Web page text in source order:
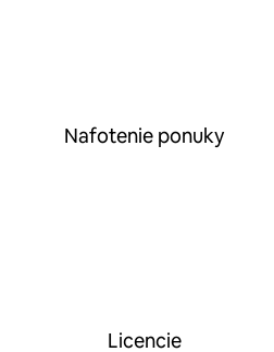
Nafotenie ponuky
Licencie